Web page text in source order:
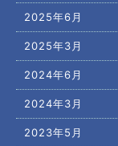
2025年6月
2025年3月
2024年6月
2024年3月
2023年5月